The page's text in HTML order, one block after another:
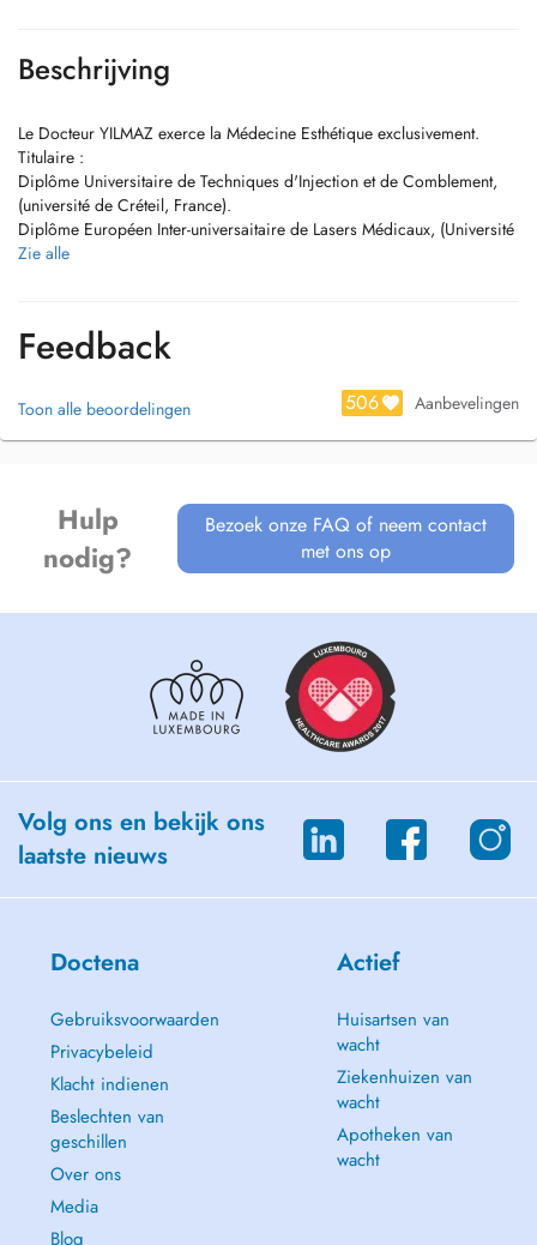
Beschrijving
Le Docteur YILMAZ exerce la Médecine Esthétique exclusivement.
Titulaire :
Diplôme Universitaire de Techniques d'Injection et de Comblement,
(université de Créteil, France).
Diplôme Européen Inter-universaitaire de Lasers Médicaux, (Université
Sorbonne, Paris, France).
Formation en Oculoplastie, (Université de Créteil, France).
Actes pratiqués :
- Injections de toxine botulique (Botox), Acide Hyaluronique
- Injection PRP cheveux
- Mésothérapie
- Exosomes
- ADN Sperme de Saumon
- Sculptra
- Rajeunissement vulvo vaginale par injection d'acide hyaluronique
- Pose de Fils tenseurs
- Epilation Laser Clarity 2
- Greffe de Cheveux, barbe, sourcils
- Liposculture lipoaspiration
- LaserME fractionnée non ablatif
Zie alle
Feedback
Toon alle beoordelingen 506 Aanbevelingen
Hulp
nodig?
Bezoek onze FAQ of neem contact
met ons op
Volg ons en bekijk ons
laatste nieuws
Doctena
Gebruiksvoorwaarden
Privacybeleid
Klacht indienen
Beslechten van
geschillen
Over ons
Media
Blog
Actief
Huisartsen van
wacht
Ziekenhuizen van
wacht
Apotheken van
wacht